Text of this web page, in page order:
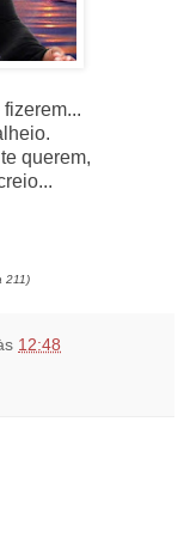
querem,
211)
12:48